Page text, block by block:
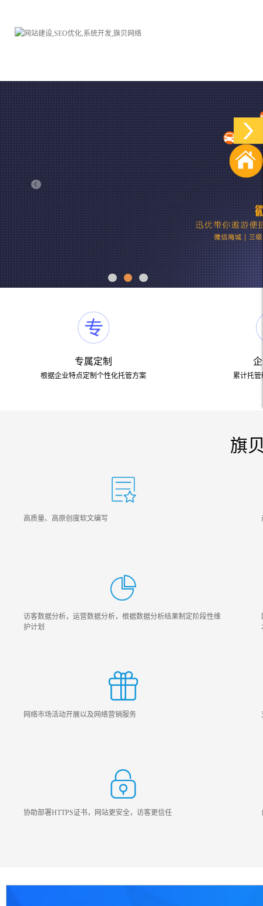
H5响应式网站建设方案
外贸多语言网站建设方
在线进销存管理
品牌加盟营销管理系统
营销型网站建设方案
超级导购微信平台
专属定制
根据企业特点定制个性化托管方案 累计托
旗
高质量、高原创度软文编写
访客数据分析，运营数据分析，根据数据分析结果制定阶段性维
护计划
网络市场活动开展以及网络营销服务
协助部署HTTPS证书，网站更安全，访客更信任